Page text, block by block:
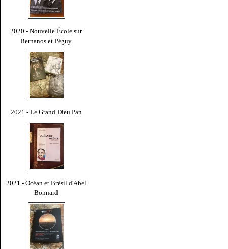
2020 - Nouvelle École sur
Bernanos et Péguy
2021 - Le Grand Dieu Pan
2021 - Océan et Brésil d'Abel
Bonnard